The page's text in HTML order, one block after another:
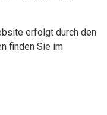
erfolgt durch den
finden Sie im